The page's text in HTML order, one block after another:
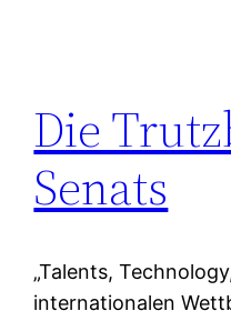
Die
Senats
„Talents,
internationalen